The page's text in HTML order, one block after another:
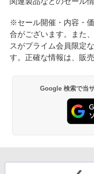
※セール開催・内容・
合がございます。また
スがプライム会員限定
す。正確な情報は、販
Google 検索で当